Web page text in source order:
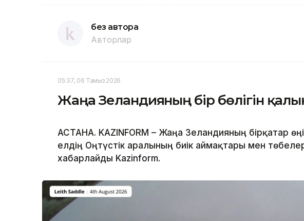
без автора
Авторлар
05:37, 06 Тамыз 2026
Жаңа Зеландияның бір бөлігін
АСТАНА. KAZINFORM – Жаңа Зеландияның бірқатар
елдің Оңтүстік аралының биік аймақтары мен
хабарлайды Kazinform.